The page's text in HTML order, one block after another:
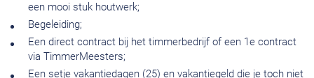
een mooi stuk houtwerk;
Begeleiding;
Een direct contract bij het timmerbedrijf of een 1e contract
via TimmerMeesters;
Een setje vakantiedagen (25) en vakantiegeld die je toch niet